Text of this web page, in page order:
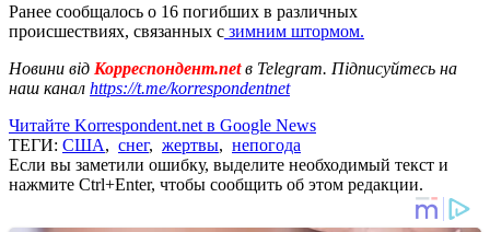
Ранее сообщалось о 16 погибших в различных
происшествиях, связанных с зимним штормом.
Новини від Корреспондент.netв Telegram. Підписуйтесь на
наш канал https://t.me/korrespondentnet
Читайте Korrespondent.net в Google News
ТЕГИ: США, снег, жертвы, непогода
Если вы заметили ошибку, выделите необходимый текст и
нажмите Ctrl+Enter, чтобы сообщить об этом редакции.